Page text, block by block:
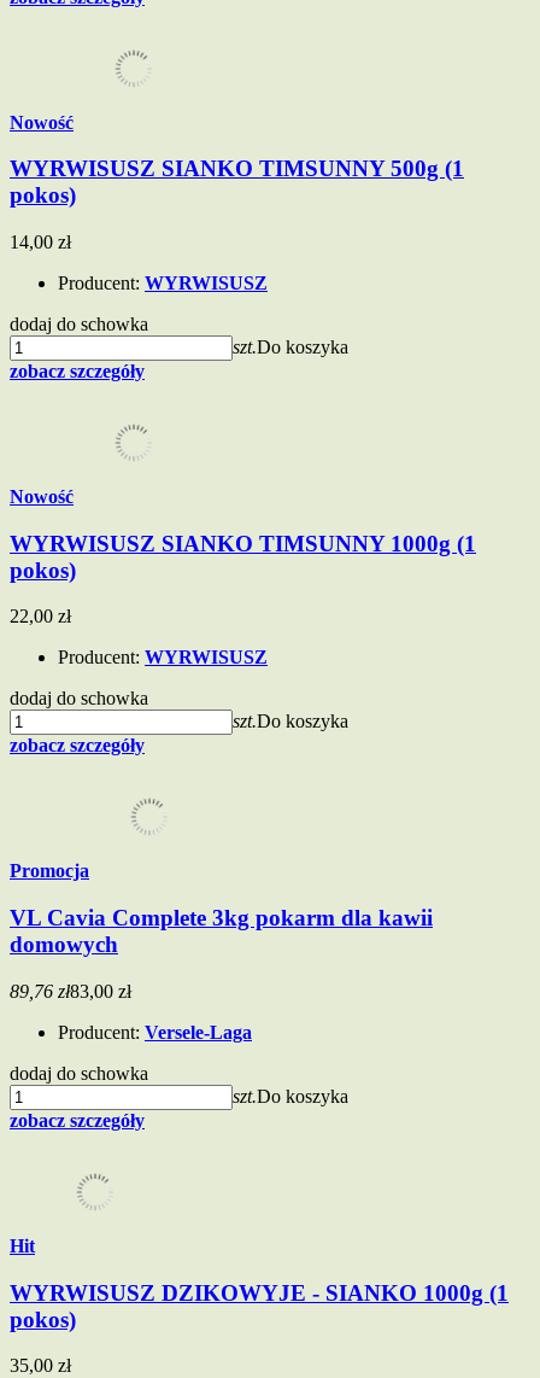
Nowość
WYRWISUSZ SIANKO TIMSUNNY 500g (1
pokos)
14,00 zł
Producent: WYRWISUSZ
dodaj do schowka
szt.Do koszyka
zobacz szczegóły
Nowość
WYRWISUSZ SIANKO TIMSUNNY 1000g (1
pokos)
22,00 zł
Producent: WYRWISUSZ
dodaj do schowka
szt.Do koszyka
zobacz szczegóły
Promocja
VL Cavia Complete 3kg pokarm dla kawii
domowych
89,76 zł83,00 zł
Producent: Versele-Laga
dodaj do schowka
szt.Do koszyka
zobacz szczegóły
Hit
WYRWISUSZ DZIKOWYJE - SIANKO 1000g (1
pokos)
35,00 zł